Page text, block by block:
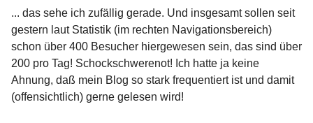
... das sehe ich zufällig gerade. Und insgesamt sollen seit
gestern laut Statistik (im rechten Navigationsbereich)
schon über 400 Besucher hiergewesen sein, das sind über
200 pro Tag! Schockschwerenot! Ich hatte ja keine
Ahnung, daß mein Blog so stark frequentiert ist und damit
(offensichtlich) gerne gelesen wird!